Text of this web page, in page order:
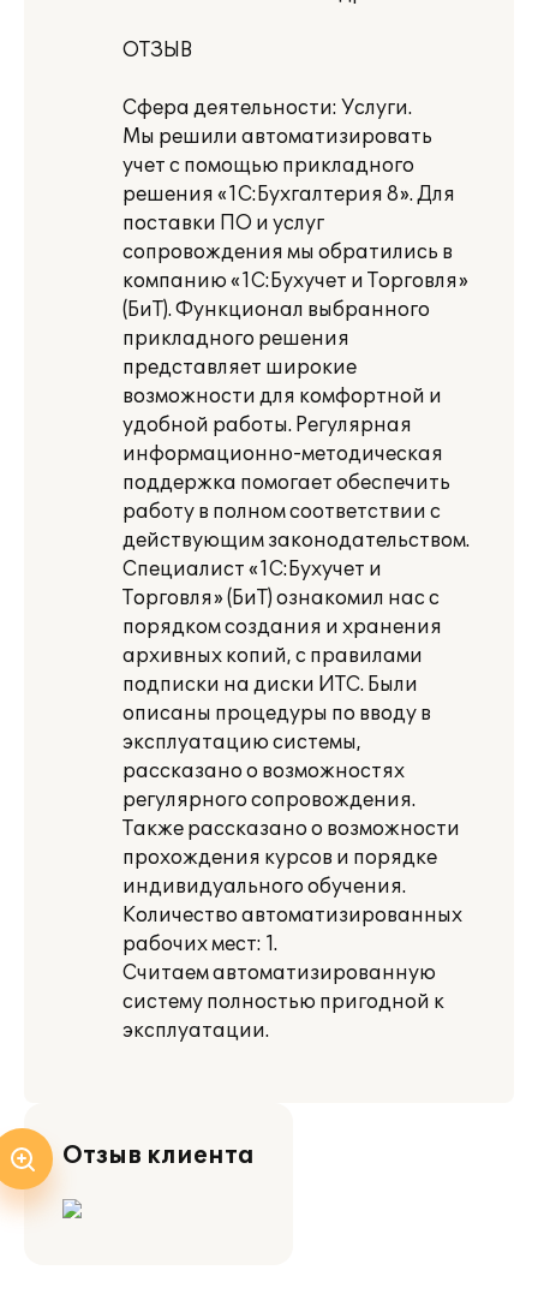
ОТЗЫВ
Сфера деятельности: Услуги.
Мы решили автоматизировать
учет с помощью прикладного
решения «1С:Бухгалтерия 8». Для
поставки ПО и услуг
сопровождения мы обратились в
компанию «1С:Бухучет и Торговля»
(БиТ). Функционал выбранного
прикладного решения
представляет широкие
возможности для комфортной и
удобной работы. Регулярная
информационно-методическая
поддержка помогает обеспечить
работу в полном соответствии с
действующим законодательством.
Специалист «1С:Бухучет и
Торговля» (БиТ) ознакомил нас с
порядком создания и хранения
архивных копий, с правилами
подписки на диски ИТС. Были
описаны процедуры по вводу в
эксплуатацию системы,
рассказано о возможностях
регулярного сопровождения.
Также рассказано о возможности
прохождения курсов и порядке
индивидуального обучения.
Количество автоматизированных
рабочих мест: 1.
Считаем автоматизированную
систему полностью пригодной к
эксплуатации.
Отзыв клиента